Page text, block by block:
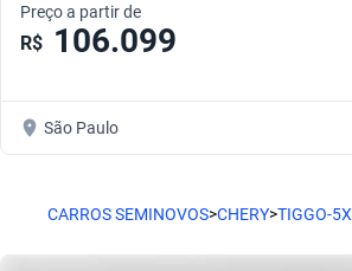
Preço a partir de
R$ 106.099
São Paulo
CARROS SEMINOVOS>CHERY>TIGGO-5X